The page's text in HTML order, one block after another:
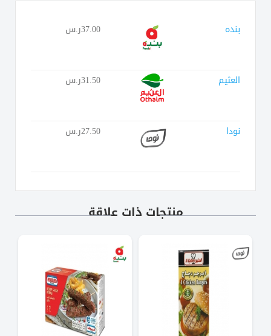
بنده 37.00ر.س
العثيم 31.50ر.س
نودا 27.50ر.س
منتجات ذات علاقة